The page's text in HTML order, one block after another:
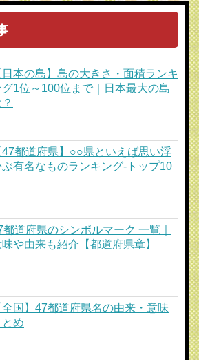
日本の島】島の大きさ・面積ランキ
グ1位～100位まで｜日本最大の島
47都道府県】○○県といえば思い浮
ぶ有名なものランキング-トップ10
都道府県のシンボルマーク 一覧｜
や由来も紹介【都道府県章】
全国】47都道府県名の由来・意味
とめ